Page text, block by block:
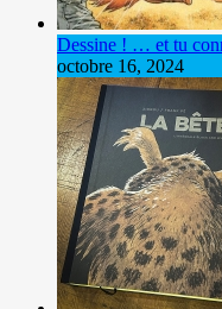
Dessine ! … et tu
octobre 16, 2024